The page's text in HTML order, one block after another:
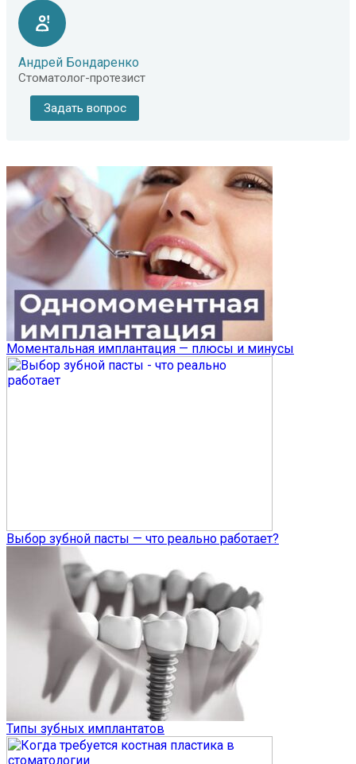
Андрей Бондаренко
Стоматолог-протезист
Задать вопрос
Моментальная имплантация — плюсы и минусы
Выбор зубной пасты — что реально работает?
Типы зубных имплантатов